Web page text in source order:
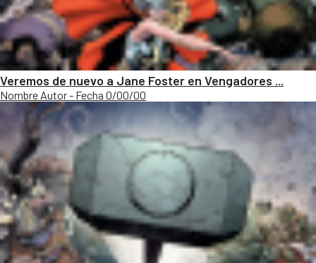
Veremos de nuevo a Jane Foster en Vengadores ...
Nombre Autor - Fecha 0/00/00